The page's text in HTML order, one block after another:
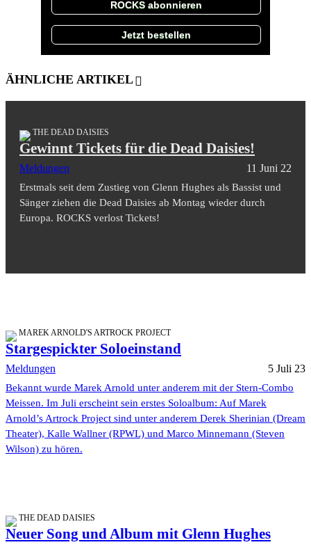
ROCKS abonnieren
Jetzt bestellen
ÄHNLICHE ARTIKEL
THE DEAD DAISIES
Gewinnt Tickets für die Dead Daisies!
Meldungen 11 Juni 22
Erstmals seit dem Zustieg von Glenn Hughes als Bassist und
Sänger ziehen die Dead Daisies ab Montag wieder durch
Europa. ROCKS verlost Tickets!
MAREK ARNOLD'S ARTROCK PROJECT
Stargespickter Soloeinstand
Meldungen 5 Juli 23
Bekannt wurde Marek Arnold unter anderem mit der Stern-Combo
Meissen. Im Juli erscheint sein erstes Soloalbum: Auf Marek
Arnold’s Artrock Project sind unter anderem Derek Sherinian (Dream
Theater), Kalle Wallner (RPWL) und Marco Minnemann (Steven
Wilson) zu hören.
THE DEAD DAISIES
Neuer Song und Album mit Glenn Hughes